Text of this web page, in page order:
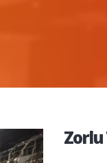
Zorlu